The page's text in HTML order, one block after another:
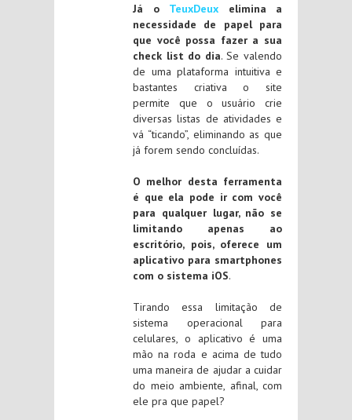
Já o TeuxDeux elimina a
necessidade de papel para
que você possa fazer a sua
check list do dia. Se valendo
de uma plataforma intuitiva e
bastantes criativa o site
permite que o usuário crie
diversas listas de atividades e
vá “ticando”, eliminando as que
já forem sendo concluídas.
O melhor desta ferramenta
é que ela pode ir com você
para qualquer lugar, não se
limitando apenas ao
escritório, pois, oferece um
aplicativo para smartphones
com o sistema iOS.
Tirando essa limitação de
sistema operacional para
celulares, o aplicativo é uma
mão na roda e acima de tudo
uma maneira de ajudar a cuidar
do meio ambiente, afinal, com
ele pra que papel?